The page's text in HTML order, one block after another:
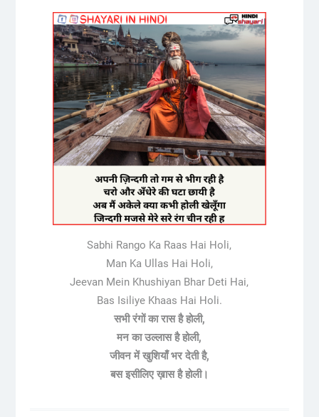
Sabhi Rango Ka Raas Hai Holi,
Man Ka Ullas Hai Holi,
Jeevan Mein Khushiyan Bhar Deti Hai,
Bas Isiliye Khaas Hai Holi.
सभी रंगों का रास है होली,
मन का उल्लास है होली,
जीवन में खुशियाँ भर देती है,
बस इसीलिए ख़ास है होली।